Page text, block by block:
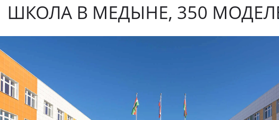
ШКОЛА В МЕДЫНЕ, 350